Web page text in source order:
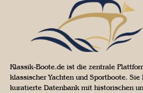
Klassik-Boote.de ist die zentrale
klassischer Yachten und Sportboote.
kuratierte Datenbank mit historischen